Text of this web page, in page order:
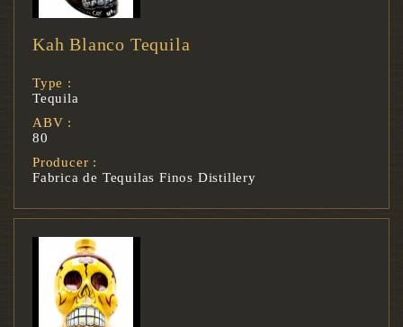
Kah Blanco Tequila
Type :
Tequila
ABV :
80
Producer :
Fabrica de Tequilas Finos Distillery